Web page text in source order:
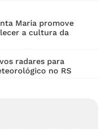
Maria promove
a cultura da
radares para
no RS